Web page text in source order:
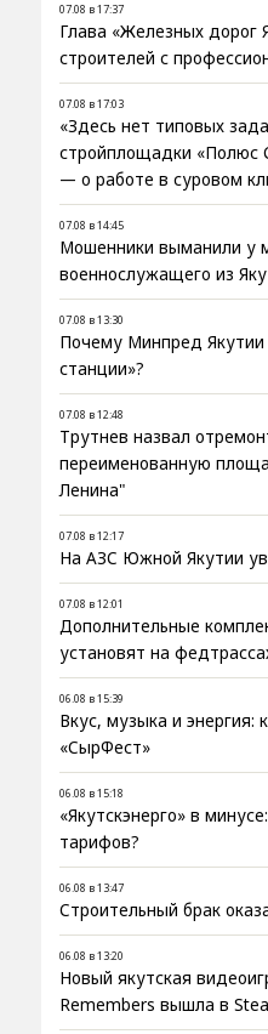
07.08 в 17:37
Глава «Железных дорог
строителей с
07.08 в 17:03
«Здесь нет типовых
стройплощадки «Полюс
— о работе в суровом
07.08 в 14:45
Мошенники выманили у
военнослужащего из
07.08 в 13:30
Почему Минпред Якутии
станции»?
07.08 в 12:48
Трутнев назвал
переименованную
Ленина"
07.08 в 12:17
На АЗС Южной Якутии
07.08 в 12:01
Дополнительные
установят на
06.08 в 15:39
Вкус, музыка и энергия:
«СырФест»
06.08 в 15:18
«Якутскэнерго» в
тарифов?
06.08 в 13:47
Строительный брак
06.08 в 13:20
Новый якутская
Remembers вышла в